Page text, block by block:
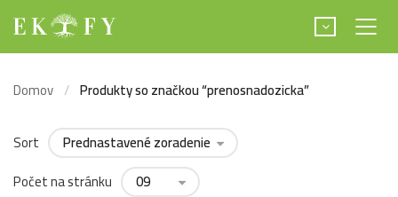
Domov Produkty so značkou “prenosnadozicka”
Sort
Počet na stránku